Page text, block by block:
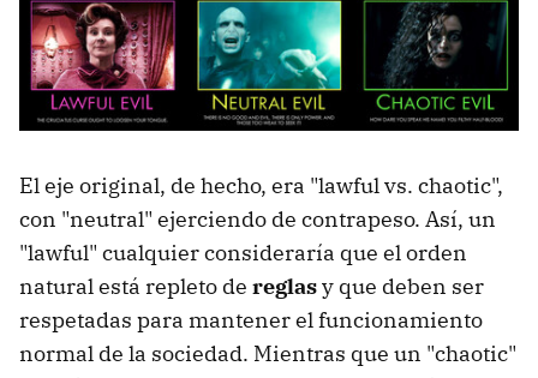
El eje original, de hecho, era "lawful vs. chaotic",
con "neutral" ejerciendo de contrapeso. Así, un
"lawful" cualquier consideraría que el orden
natural está repleto de reglasy que deben ser
respetadas para mantener el funcionamiento
normal de la sociedad. Mientras que un "chaotic"